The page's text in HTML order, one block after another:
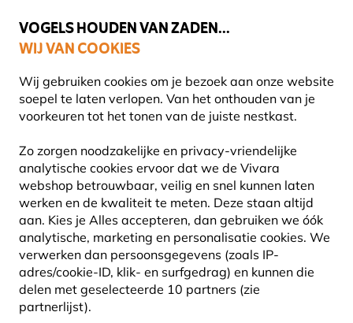
VOGELS HOUDEN VAN ZADEN...
WIJ VAN COOKIES
Wij gebruiken cookies om je bezoek aan onze website
soepel te laten verlopen. Van het onthouden van je
voorkeuren tot het tonen van de juiste nestkast.
Zo zorgen noodzakelijke en privacy-vriendelijke
analytische cookies ervoor dat we de Vivara
webshop betrouwbaar, veilig en snel kunnen laten
werken en de kwaliteit te meten. Deze staan altijd
aan. Kies je Alles accepteren, dan gebruiken we óók
analytische, marketing en personalisatie cookies. We
verwerken dan persoonsgegevens (zoals IP-
adres/cookie-ID, klik- en surfgedrag) en kunnen die
delen met geselecteerde 10 partners (zie
partnerlijst).
Gratis thuisbezorgd bij orders vanaf €59
DIERSOORTEN
Om in te duiken en je te laten verrassen: ontdek
alles over onze inheemse fauna en leer de wilde
dieren in onze tuinen op een nieuwe manier kennen.
Met verrassende feiten, typisch gedrag en
bijzondere weetjes. Ideaal om tuindieren beter te
begrijpen, ze op de juiste manier te ondersteunen